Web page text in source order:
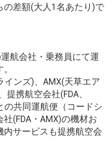
差額(大人1名あたり)で
航会社・乗務員にて運
インズ)、AMX(天草エア
携航空会社(FDA、
の共同運航便（コードシ
(FDA・AMX)の機材お
内サービスも提携航空会